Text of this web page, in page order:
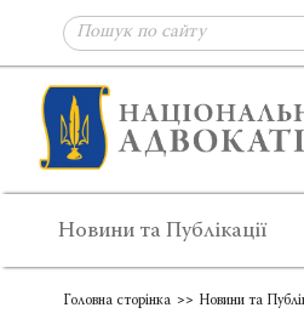
Новини та Публікації
Головна сторінка Новини та